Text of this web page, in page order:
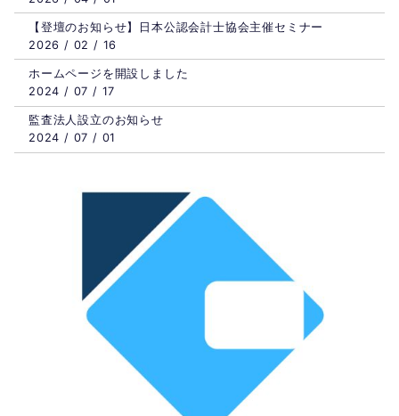
【登壇のお知らせ】日本公認会計士協会主催セミナー
2026 / 02 / 16
ホームページを開設しました
2024 / 07 / 17
監査法人設立のお知らせ
2024 / 07 / 01